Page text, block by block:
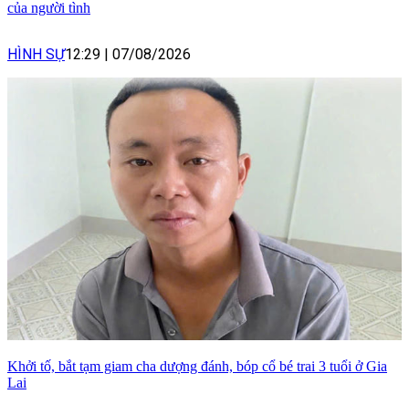
của người tình
HÌNH SỰ12:29 07/08/2026
Khởi tố, bắt tạm giam cha dượng đánh, bóp cổ bé trai 3 tuổi ở Gia
Lai